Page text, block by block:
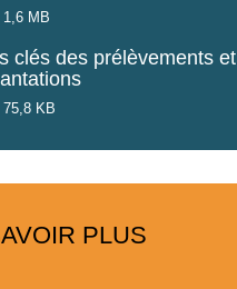
1,6 MB
clés des prélèvements et
75,8 KB
PLUS